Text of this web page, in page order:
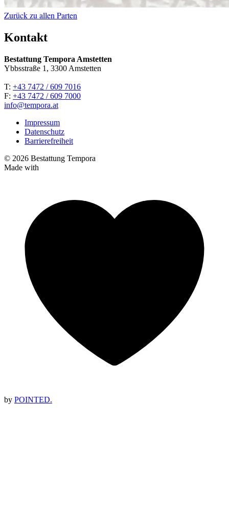
Zurück zu allen Parten
Kontakt
Bestattung Tempora Amstetten
Ybbsstraße 1, 3300 Amstetten
T: +43 7472 / 609 7016
F: +43 7472 / 609 7000
info@tempora.at
Impressum
Datenschutz
Barrierefreiheit
© 2026 Bestattung Tempora
Made with
by POINTED.